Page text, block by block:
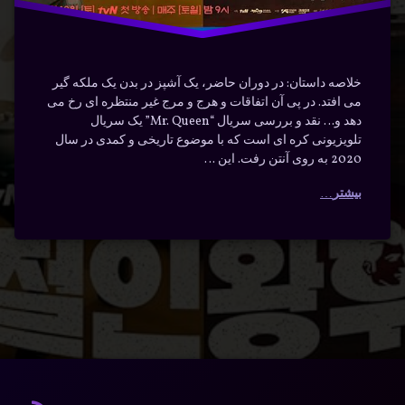
خلاصه داستان: در دوران حاضر، یک آشپز در بدن یک ملکه گیر
می افتد. در پی آن اتفاقات و هرج و مرج غیر منتظره ای رخ می
دهد و… نقد و بررسی سریال “Mr. Queen” یک سریال
تلویزیونی کره ای است که با موضوع تاریخی و کمدی در سال
2020 به روی آنتن رفت. این …
بیشتر